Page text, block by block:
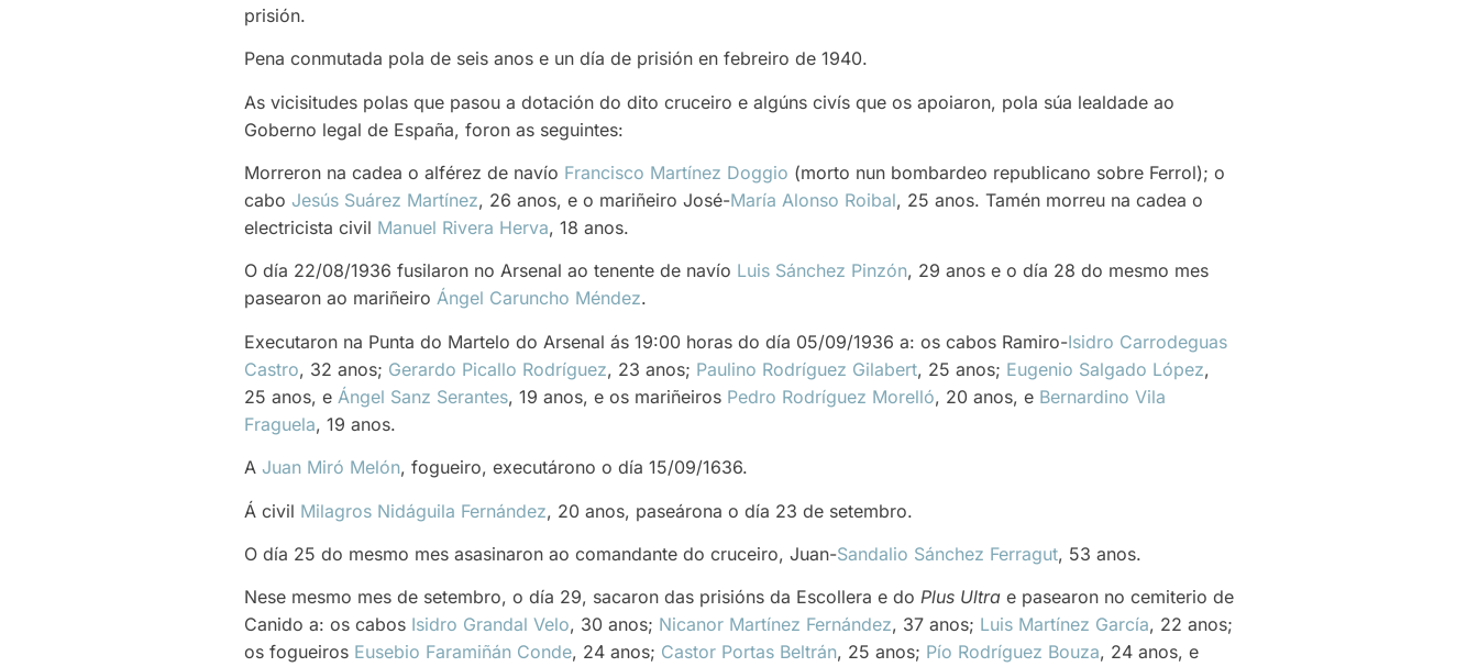
prisión.
Pena conmutada pola de seis anos e un día de prisión en febreiro de 1940.
As vicisitudes polas que pasou a dotación do dito cruceiro e algúns civís que os apoiaron, pola súa lealdade ao
Goberno legal de España, foron as seguintes:
Morreron na cadea o alférez de navío Francisco Martínez Doggio (morto nun bombardeo republicano sobre Ferrol); o
cabo Jesús Suárez Martínez, 26 anos, e o mariñeiro José-María Alonso Roibal, 25 anos. Tamén morreu na cadea o
electricista civil Manuel Rivera Herva, 18 anos.
O día 22/08/1936 fusilaron no Arsenal ao tenente de navío Luis Sánchez Pinzón, 29 anos e o día 28 do mesmo mes
pasearon ao mariñeiro Ángel Caruncho Méndez.
Executaron na Punta do Martelo do Arsenal ás 19:00 horas do día 05/09/1936 a: os cabos Ramiro-Isidro Carrodeguas
Castro, 32 anos; Gerardo Picallo Rodríguez, 23 anos; Paulino Rodríguez Gilabert, 25 anos; Eugenio Salgado López,
25 anos, e Ángel Sanz Serantes, 19 anos, e os mariñeiros Pedro Rodríguez Morelló, 20 anos, e Bernardino Vila
Fraguela, 19 anos.
A Juan Miró Melón, fogueiro, executárono o día 15/09/1636.
Á civil Milagros Nidáguila Fernández, 20 anos, paseárona o día 23 de setembro.
O día 25 do mesmo mes asasinaron ao comandante do cruceiro, Juan-Sandalio Sánchez Ferragut, 53 anos.
Nese mesmo mes de setembro, o día 29, sacaron das prisións da Escollera e do Plus Ultra e pasearon no cemiterio de
Canido a: os cabos Isidro Grandal Velo, 30 anos; Nicanor Martínez Fernández, 37 anos; Luis Martínez García, 22 anos;
os fogueiros Eusebio Faramiñán Conde, 24 anos; Castor Portas Beltrán, 25 anos; Pío Rodríguez Bouza, 24 anos, e